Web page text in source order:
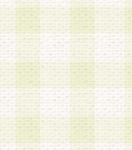
a.本サービ
b.本サービ
c.会員から
d.その他こ
2.当社は、
会員情報を
人を識別で